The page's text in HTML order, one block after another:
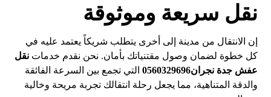
نقل سريعة وموثوقة
إن الانتقال من مدينة إلى أخرى يتطلب شريكاً يعتمد عليه في
كل خطوة لضمان وصول مقتنياتك بأمان. نحن نقدم خدماتنقل
عفش جدة نجران0560329696
التي تجمع بين السرعة الفائقة
والدقة المتناهية، مما يجعل رحلة انتقالك تجربة مريحة وخالية